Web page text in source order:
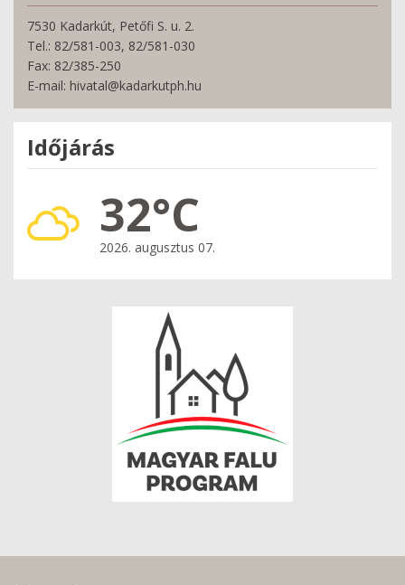
7530 Kadarkút, Petőfi S. u. 2.
Tel.: 82/581-003, 82/581-030
Fax: 82/385-250
E-mail: hivatal@kadarkutph.hu
Időjárás
32°C
2026. augusztus 07.